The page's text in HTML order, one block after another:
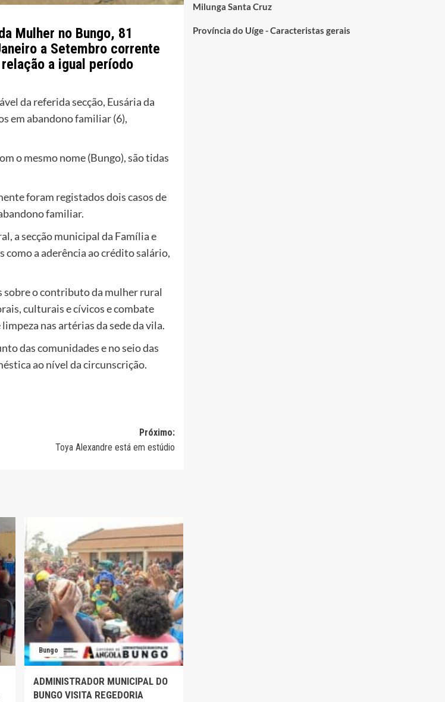
Mulher no Bungo, 81
a Setembro corrente
a igual período
da referida secção, Eusária da
em abandono familiar (6),
o mesmo nome (Bungo), são tidas
foram registados dois casos de
familiar.
a secção municipal da Família e
a aderência ao crédito salário,
sobre o contributo da mulher rural
culturais e cívicos e combate
nas artérias da sede da vila.
das comunidades e no seio das
ao nível da circunscrição.
Próximo:
Toya Alexandre está em estúdio
Bungo
ADMINISTRADOR MUNICIPAL DO
BUNGO VISITA REGEDORIA
Milunga Santa Cruz
Província do Uíge - Caracteristas gerais